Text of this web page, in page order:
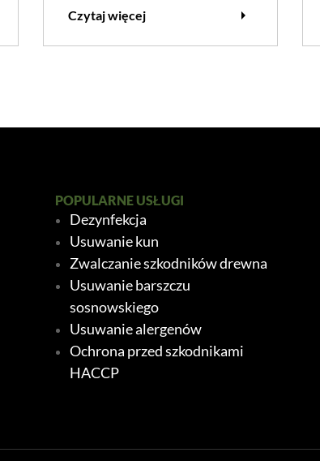
Czytaj więcej arrow_right
POPULARNE USŁUGI
Dezynfekcja
Usuwanie kun
Zwalczanie szkodników drewna
Usuwanie barszczu
sosnowskiego
Usuwanie alergenów
Ochrona przed szkodnikami
HACCP